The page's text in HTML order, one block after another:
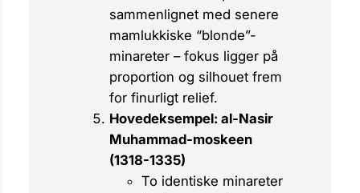
sammenlignet med senere
mamlukkiske “blonde”-
minareter – fokus ligger på
proportion og silhouet frem
for finurligt relief.
Hovedeksempel: al-Nasir
Muhammad-moskeen
(1318-1335)
To identiske minareter